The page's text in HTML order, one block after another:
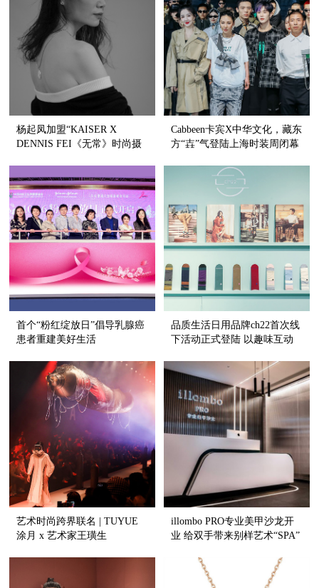
杨起凤加盟“KAISER X
DENNIS FEI《无常》时尚摄
Cabbeen卡宾X中华文化，藏东
方“壵”气登陆上海时装周闭幕
首个“粉红绽放日”倡导乳腺癌
患者重建美好生活
品质生活日用品牌ch22首次线
下活动正式登陆 以趣味互动
美学
艺术时尚跨界联名 | TUYUE
涂月 x 艺术家王璜生
illombo PRO专业美甲沙龙开
业 给双手带来别样艺术“SPA”